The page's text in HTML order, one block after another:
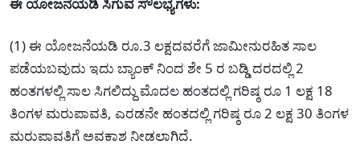
(1) ಈ ಯೋಜನೆಯಡಿ ರೂ.3 ಲಕ್ಷದವರೆಗೆ ಜಾಮೀನುರಹಿತ ಸಾಲ
ಪಡೆಯಬವುದು ಇದು ಬ್ಯಾಂಕ್‌ ನಿಂದ ಶೇ 5 ರ ಬಡ್ಡಿ ದರದಲ್ಲಿ 2
ಹಂತಗಳಲ್ಲಿ ಸಾಲ ಸಿಗಲಿದ್ದು ಮೊದಲ ಹಂತದಲ್ಲಿ ಗರಿಷ್ಠ ರೂ 1 ಲಕ್ಷ 18
ತಿಂಗಳ ಮರುಪಾವತಿ, ಎರಡನೇ ಹಂತದಲ್ಲಿ ಗರಿಷ್ಠ ರೂ 2 ಲಕ್ಷ 30 ತಿಂಗಳ
ಮರುಪಾವತಿಗೆ ಅವಕಾಶ ನೀಡಲಾಗಿದೆ.